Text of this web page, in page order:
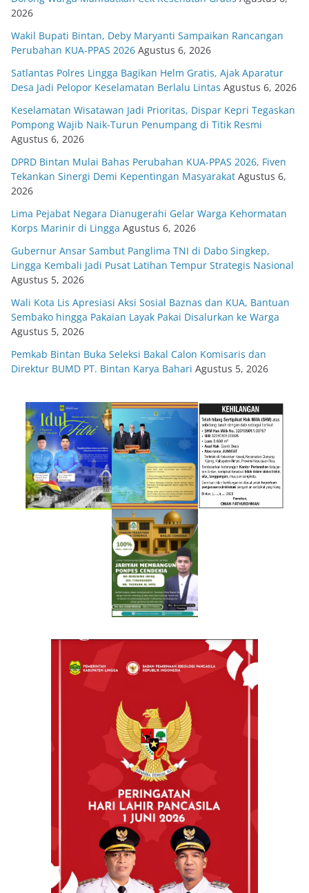
2026
Wakil Bupati Bintan, Deby Maryanti Sampaikan Rancangan
Perubahan KUA-PPAS 2026 Agustus 6, 2026
Satlantas Polres Lingga Bagikan Helm Gratis, Ajak Aparatur
Desa Jadi Pelopor Keselamatan Berlalu Lintas Agustus 6, 2026
Keselamatan Wisatawan Jadi Prioritas, Dispar Kepri Tegaskan
Pompong Wajib Naik-Turun Penumpang di Titik Resmi
Agustus 6, 2026
DPRD Bintan Mulai Bahas Perubahan KUA-PPAS 2026, Fiven
Tekankan Sinergi Demi Kepentingan Masyarakat Agustus 6,
2026
Lima Pejabat Negara Dianugerahi Gelar Warga Kehormatan
Korps Marinir di Lingga Agustus 6, 2026
Gubernur Ansar Sambut Panglima TNI di Dabo Singkep,
Lingga Kembali Jadi Pusat Latihan Tempur Strategis Nasional
Agustus 5, 2026
Wali Kota Lis Apresiasi Aksi Sosial Baznas dan KUA, Bantuan
Sembako hingga Pakaian Layak Pakai Disalurkan ke Warga
Agustus 5, 2026
Pemkab Bintan Buka Seleksi Bakal Calon Komisaris dan
Direktur BUMD PT. Bintan Karya Bahari Agustus 5, 2026